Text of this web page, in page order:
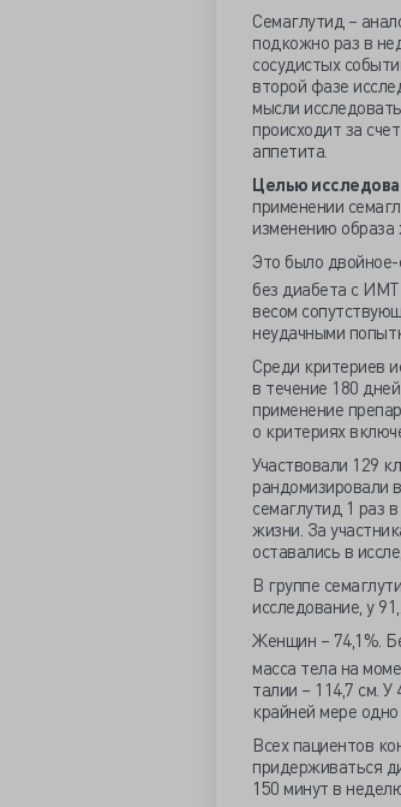
Семаглутид –
подкожно раз в
сосудистых
второй фазе
мысли
происходит за
аппетита.
Целью
применении
изменению образа
Это было двойное-
без диабета с
весом
неудачными
Среди критериев
в течение 180
применение
о критериях
Участвовали 129
рандомизировали
семаглутид 1 раз
жизни. За
оставались в
В группе
исследование, у
Женщин – 74,1%.
масса тела на
талии – 114,7 см.
крайней мере
Всех пациентов
придерживаться
150 минут в